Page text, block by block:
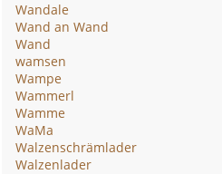
Wandale
Wand an Wand
Wand
wamsen
Wampe
Wammerl
Wamme
WaMa
Walzenschrämlader
Walzenlader